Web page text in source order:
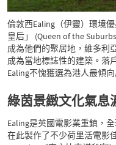
倫敦西Ealing（伊靈）環境
皇后」 (Queen of the
成為他們的聚居地，維多利
成為當地標誌性的建築。落
Ealing不愧獲選為港人最傾
綠茵景緻文化氣息
Ealing是英國電影業重鎮，
在此製作了不少荷里活電影